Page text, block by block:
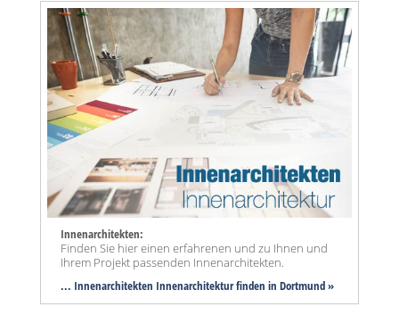
Innenarchitekten:
Finden Sie hier einen erfahrenen und zu Ihnen und
Ihrem Projekt passenden Innenarchitekten.
... Innenarchitekten Innenarchitektur finden in Dortmund »